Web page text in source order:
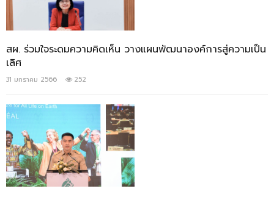
สผ. ร่วมใจระดมความคิดเห็น วางแผนพัฒนาองค์การสู่ความเป็น
เลิศ
31 มกราคม 2566 252